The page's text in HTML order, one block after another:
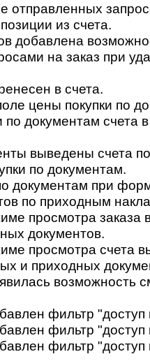
отправленных
из счета.
добавлена
на заказ при
в счета.
цены покупки по
по документам счета
выведены счета
по документам.
документам при
по приходным
просмотра заказа
документов.
просмотра счета
и приходных
возможность
фильтр "доступ
фильтр "доступ
фильтр "доступ